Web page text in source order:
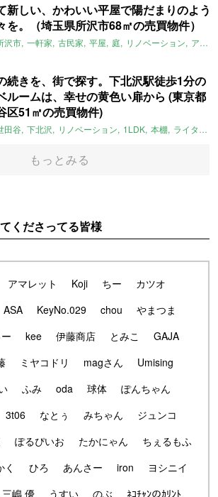
新しい、かわいい平屋で陽だまりのよう
を。（埼玉県所沢市68㎡の売買物件）
沢市 一軒家 古民家 平屋 庭 リノベーション アメリカンハウス
続きを、街で探す。下北沢駅徒歩1分の
ルームは、幸せの黄色い扉から (東京都
区51㎡の売買物件)
田谷 下北沢 リノベーション 1LDK 本棚 ライター：ほしりょうこ
もっとみる
くださってる皆様
アマレット Koji ちー
カツオ
ASA KeyNo.029 chou
やまつま
kee 伊藤商店 とみこ
GAJA
ミヤコドリ magさん
Umising
ふみ oda 球体
ぽんちゃん
3t06 なとぅ みちゃん
ジュンコ
ぽるぴいお たかにゃん
ちぇるもふ
く ひろ あんさー iron
ヨシニイ
三嶋 優 うすい のぶ
ﾈｺﾁｬﾝのｶﾘﾝﾄ